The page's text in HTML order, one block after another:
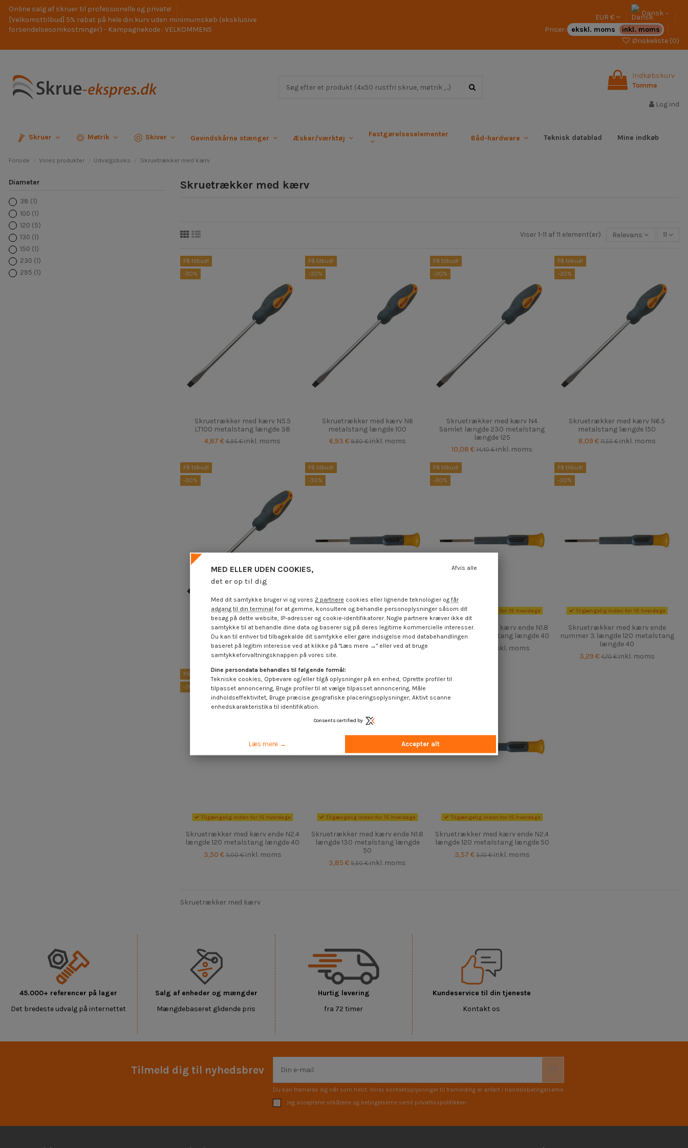
Online salg af skruer til professionelle og private!
[Velkomsttilbud] 5% rabat på hele din kurv uden minimumskøb (eksklusive
forsendelsesomkostninger) - Kampagnekode : VELKOMMEN5
EUR €
Dansk
Priser:
ekskl. moms
inkl. moms
Ønskeliste (0)
Indkøbskurv
Tomme
Log ind
Skruer Møtrik Skiver Gevindskårne stænger Æsker/værktøj Fastgørelseselementer Båd-hardware Teknisk datablad Mine indkøb
Forside Vores produkter Udvalgsboks Skruetrækker med kærv
Skruetrækker med kærv
Viser 1-11 af 11 element(er) Relevans 11
På tilbud!
-30%
Skruetrækker med kærv N5.5
LT100 metalstang længde 38
4,87 €6,95 €inkl. moms
På tilbud!
-30%
Skruetrækker med kærv N6
metalstang længde 100
6,93 € 9,90 €inkl. moms
På tilbud!
-30%
Skruetrækker med kærv N4
Samlet længde 230 metalstang
længde 125
10,08 €14,40 €inkl. moms
På tilbud!
-30%
Skruetrækker med kærv N6.5
metalstang længde 150
8,09 € 11,55 €inkl. moms
På tilbud!
-30%
Skruetrækker med kærv N8
Samlet længde 295 metalstang
længde 175
9,59 €13,70 €inkl. moms
På tilbud!
-30%
Tilgængelig inden for 15 hverdage
Skruetrækker med kærv ende
nummer 3 længde 120 metalstang
længde 50
3,82 €
På tilbud!
-30%
Tilgængelig inden for 15 hverdage
Skruetrækker med kærv ende N1.8
længde 120 metalstang længde 40
inkl. moms
På tilbud!
-30%
Tilgængelig inden for 15 hverdage
Skruetrækker med kærv ende
nummer 3 længde 120 metalstang
længde 40
3,29 € 4,70 €inkl. moms
På tilbud!
-30%
Tilgængelig inden for 15 hverdage
Skruetrækker med kærv ende N2.4
længde 120 metalstang længde 40
3,50 € 5,00 €inkl. moms
På tilbud!
-30%
Tilgængelig inden for 15 hverdage
Skruetrækker med kærv ende N1.8
længde 130 metalstang længde
50
3,85 €5,50 €inkl. moms
Tilgængelig inden for 15 hverdage
Skruetrækker med kærv ende N2.4
længde 120 metalstang længde 50
3,57 € 5,10 €inkl. moms
Skruetrækker med kærv
Diameter
38 (1)
100 (1)
120 (5)
130 (1)
150 (1)
230 (1)
295 (1)
45.000+ referencer på lager
Det bredeste udvalg på internettet
Salg af enheder og mængder
Mængdebaseret glidende pris
Hurtig levering
fra 72 timer
Kundeservice til din tjeneste
Kontakt os
Tilmeld dig til nyhedsbrev
Du kan framelde dig når som helst. Vores kontaktoplysninger til framelding er anført i handelsbetingelserne.
Jeg accepterer vilkårene og betingelserne samt privatlivspolitikken
MED ELLER UDEN COOKIES,
det er op til dig
Afvis alle
Med dit samtykke bruger vi og vores 2 partnere cookies eller lignende teknologier og får
adgang til din terminal for at gemme, konsultere og behandle personoplysninger såsom dit
besøg på dette website, IP-adresser og cookie-identifikatorer. Nogle partnere kræver ikke dit
samtykke til at behandle dine data og baserer sig på deres legitime kommercielle interesser.
Du kan til enhver tid tilbagekalde dit samtykke eller gøre indsigelse mod databehandlingen
baseret på legitim interesse ved at klikke på "Læs mere →" eller ved at bruge
samtykkeforvaltningsknappen på vores site.
Dine persondata behandles til følgende formål:
Tekniske cookies, Opbevare og/eller tilgå oplysninger på en enhed, Oprette profiler til
tilpasset annoncering, Bruge profiler til at vælge tilpasset annoncering, Måle
indholdseffektivitet, Bruge præcise geografiske placeringsoplysninger, Aktivt scanne
enhedskarakteristika til identifikation.
Consents certified by
Læs mere → Accepter alt